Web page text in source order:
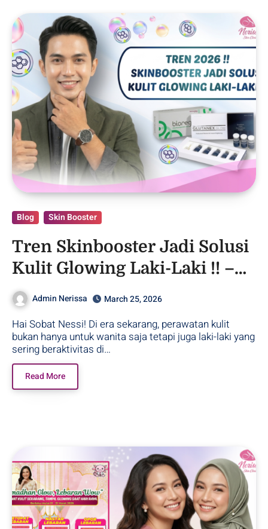
Blog Skin Booster
Tren Skinbooster Jadi Solusi
Kulit Glowing Laki-Laki !! –
Purwodadi
Admin Nerissa March 25, 2026
Hai Sobat Nessi! Di era sekarang, perawatan kulit
bukan hanya untuk wanita saja tetapi juga laki-laki yang
sering beraktivitas di…
Read More